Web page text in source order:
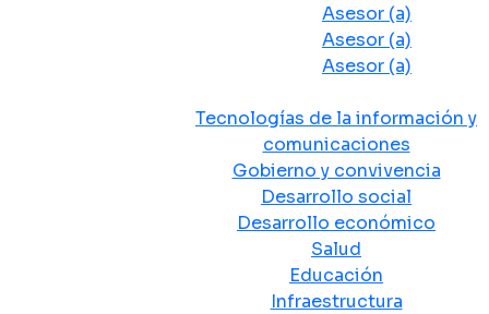
Asesor (a)
Asesor (a)
Asesor (a)
Tecnologías de la información y
comunicaciones
Gobierno y convivencia
Desarrollo social
Desarrollo económico
Salud
Educación
Infraestructura